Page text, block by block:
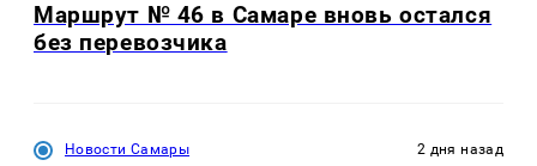
Маршрут № 46 в Самаре вновь остался
без перевозчика
Новости Самары 2 дня назад